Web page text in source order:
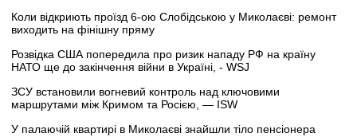
Коли відкриють проїзд 6-ою Слобідською у Миколаєві: ремонт
виходить на фінішну пряму
Розвідка США попередила про ризик нападу РФ на країну
НАТО ще до закінчення війни в Україні, - WSJ
ЗСУ встановили вогневий контроль над ключовими
маршрутами між Кримом та Росією, — ISW
У палаючій квартирі в Миколаєві знайшли тіло пенсіонера